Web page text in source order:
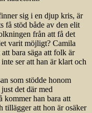
sig i en djup kris, är
få stöd både av den elit
från att få det
varit möjligt? Camila
bara säga att folk är
ser att han är klart och
som stödde honom
det där med
kommer han bara att
tillägger att hon är osäker